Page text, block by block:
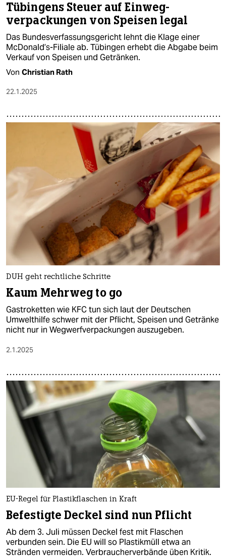
Tübingens Steuer auf Einweg­
verpackungen von Speisen legal
Das Bundesverfassungsgericht lehnt die Klage einer
McDonald’s-Filiale ab. Tübingen erhebt die Abgabe beim
Verkauf von Speisen und Getränken.
Von Christian Rath
22.1.2025
DUH geht rechtliche Schritte
Kaum Mehrweg to go
Gastroketten wie KFC tun sich laut der Deutschen
Umwelthilfe schwer mit der Pflicht, Speisen und Getränke
nicht nur in Wegwerfverpackungen auszugeben.
2.1.2025
EU-Regel für Plastikflaschen in Kraft
Befestigte Deckel sind nun Pflicht
Ab dem 3. Juli müssen Deckel fest mit Flaschen
verbunden sein. Die EU will so Plastikmüll etwa an
Stränden vermeiden. Verbraucherverbände üben Kritik.